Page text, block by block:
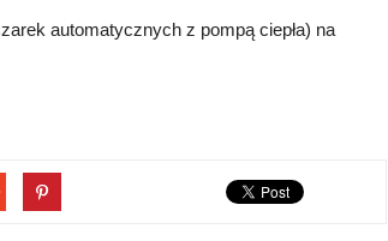
automatycznych z pompą ciepła) na